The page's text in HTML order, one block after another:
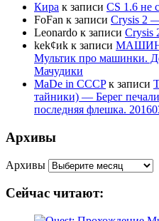
Кира к записи CS 1.6 не
FoFan к записи Crysis 2
Leonardo к записи Crysis
kek¢иk к записи
Мультик про машинки.
Мачудики
MaDe in CCCPк записи
тайники) — Берег
последняя флешка.
Архивы
Архивы
Сейчас читают: